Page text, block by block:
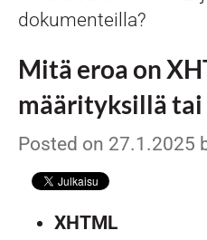
dokumenteilla?
Mitä eroa on
määrityksillä
Posted on 27.1.2025
XHTML